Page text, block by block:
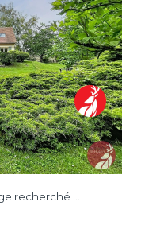
recherché ...